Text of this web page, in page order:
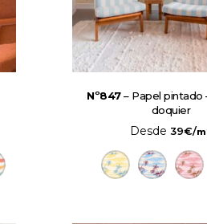
Nº847– Papel pintado
doquier
Desde 39€/